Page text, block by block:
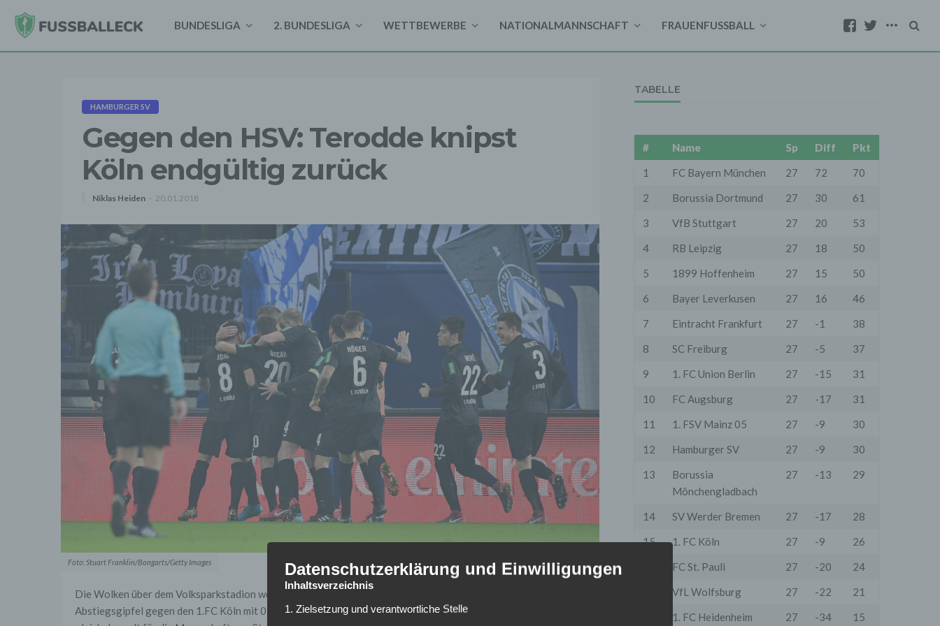
BUNDESLIGA 2. BUNDESLIGA WETTBEWERBE NATIONALMANNSCHAFT FRAUENFUSSBALL
HAMBURGER SV
Gegen den HSV: Terodde knipst
Köln endgültig zurück
Niklas Heiden 20.01.2018
Foto: Stuart Franklin/Bongarts/Getty Images
Die Wolken über dem Volksparkstadion werden dunkler: Am Samstagabend verlor der Hamburger SV im
Abstiegsgipfel gegen den 1.FC Köln mit 0:2. Simon Terodde war dabei erneut der Mann des Spiels und netzte
TABELLE
# Name Sp Diff
Pkt
1
FC Bayern München 27 72
70
2
Borussia Dortmund 27 30
61
3
VfB Stuttgart 27 20
53
4
RB Leipzig 27 18
50
5
1899 Hoffenheim 27 15
50
6
Bayer Leverkusen 27 16
46
7
Eintracht Frankfurt 27 -1
38
8
SC Freiburg 27 -5
37
9
1. FC Union Berlin 27 -15
31
10
FC Augsburg 27 -17
31
11
1. FSV Mainz 05 27 -9
30
12
Hamburger SV 27 -9
30
13
Borussia
Mönchengladbach
27 -13 29
14 SV Werder Bremen 27 -17
28
15
1. FC Köln 27 -9
26
FC St. Pauli 27 -20
24
VfL Wolfsburg 27 -22
21
1. FC Heidenheim
27 -34 15
Datenschutzerklärung und Einwilligungen
Inhaltsverzeichnis
1. Zielsetzung und verantwortliche Stelle